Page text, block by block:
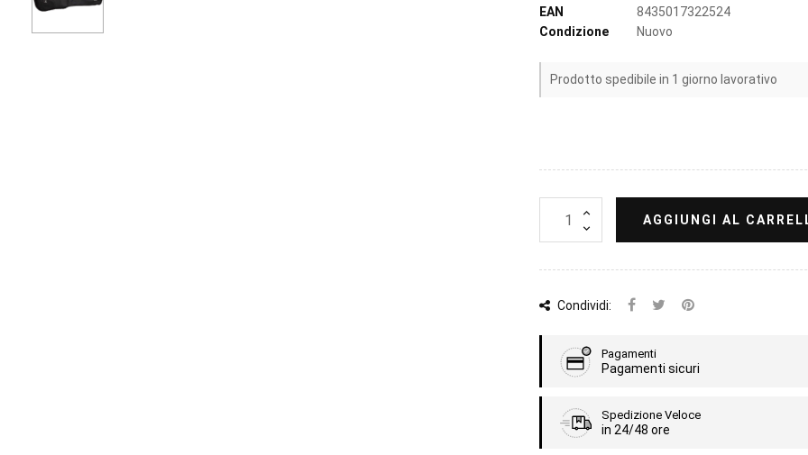
EAN
8435017322524
Condizione
Nuovo
Prodotto spedibile in 1 giorno lavorativo
AGGIUNGI AL
Condividi:
Pagamenti
Pagamenti sicuri
Spedizione Veloce
in 24/48 ore